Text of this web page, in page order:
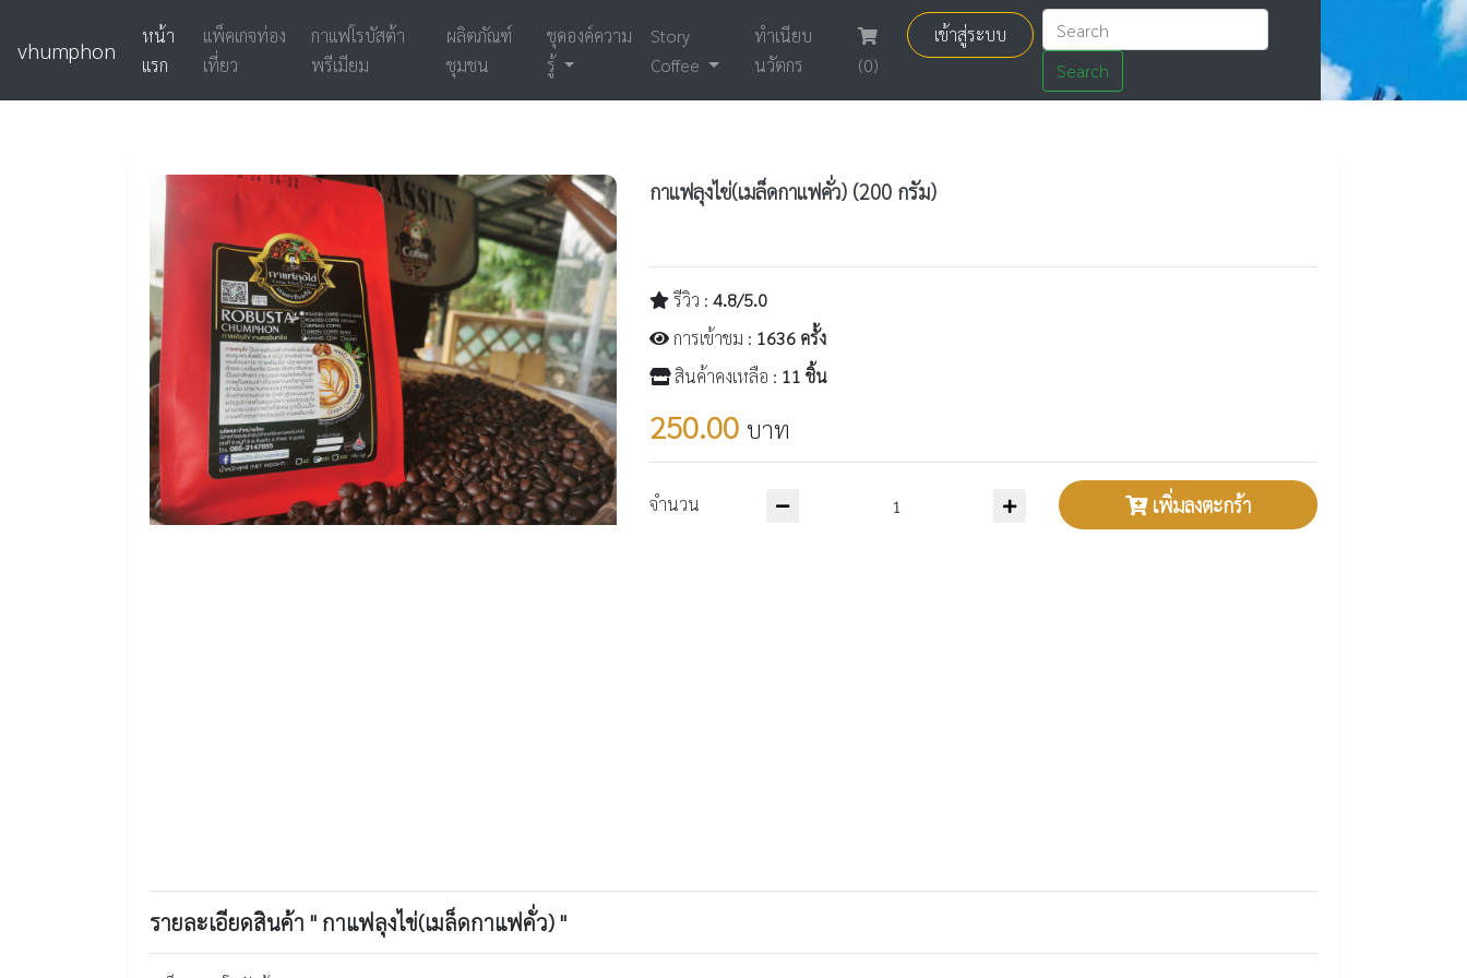
vhumphon
หน้า
แรก
แพ็คเกจท่อง
เที่ยว
กาแฟโรบัสต้า
พรีเมียม
ผลิตภัณฑ์
ชุมชน
ชุดองค์ความ
รู้
Story
Coffee
ทำเนียบ
นวัตกร
(0)
เข้าสู่ระบบ
Search
กาแฟลุงไข่(เมล็ดกาแฟคั่ว)​ (200 กรัม)
รีวิว :4.8/5.0
การเข้าชม : 1636 ครั้ง
สินค้าคงเหลือ : 11 ชิ้น
250.00 บาท
จำนวน เพิ่มลงตะกร้า
รายละเอียดสินค้า " กาแฟลุงไข่(เมล็ดกาแฟคั่ว)​ "